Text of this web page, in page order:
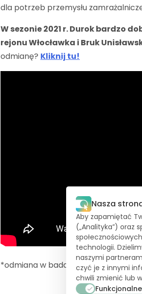
dla potrzeb przemysłu
W sezonie 2021 r. Durok bardzo
rejonu Włocławka i Bruk
odmianę? Kliknij tu!
*odmiana w badaniach rejestrowych
Nasza
Aby zapamiętać
(„Analityka”) oraz
technologii.
naszymi
czyć je z innymi
chwili zmienić lub
Funkcjonalne